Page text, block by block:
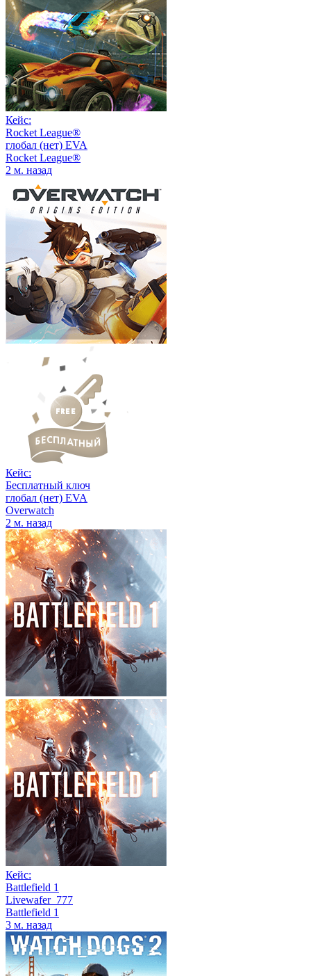
Кейс:
Rocket League®
глобал (нет) EVA
Rocket League®
2 м. назад
Кейс:
Бесплатный ключ
глобал (нет) EVA
Overwatch
2 м. назад
Кейс:
Battlefield 1
Livewafer_777
Battlefield 1
3 м. назад